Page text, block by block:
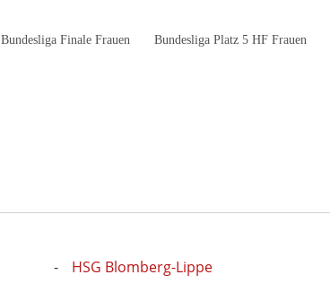
Bundesliga Finale Frauen Bundesliga Platz 5 HF Frauen
HSG Blomberg-Lippe